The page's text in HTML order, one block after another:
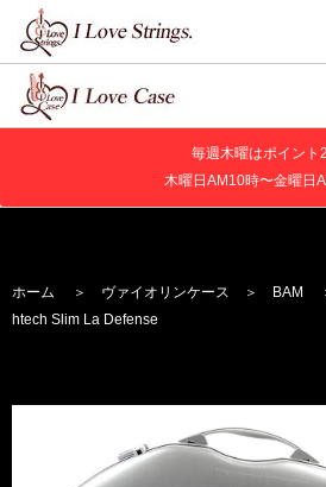
毎週木曜はポイント
木曜日AM10時〜金曜日
ホーム ＞ ヴァイオリンケース ＞ BAM
htech Slim La Defense